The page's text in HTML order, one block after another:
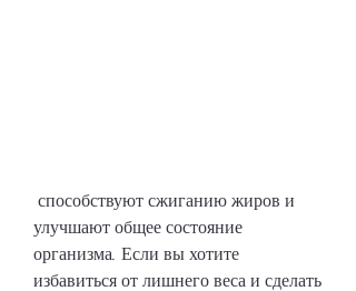
улучшают общее состояние
организма. Если вы хотите
избавиться от лишнего веса и сделать